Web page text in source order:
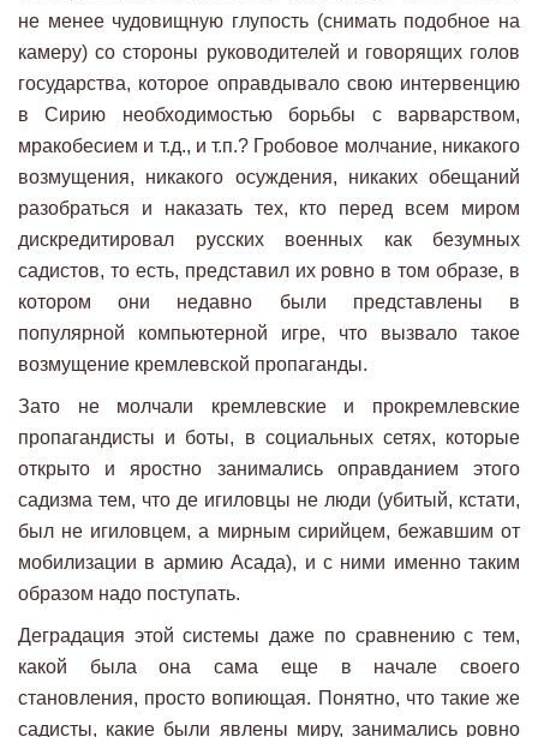
не менее чудовищную глупость (снимать подобное на
камеру) со стороны руководителей и говорящих голов
государства, которое оправдывало свою интервенцию
в Сирию необходимостью борьбы с варварством,
мракобесием и т.д., и т.п.? Гробовое молчание, никакого
возмущения, никакого осуждения, никаких обещаний
разобраться и наказать тех, кто перед всем миром
дискредитировал русских военных как безумных
садистов, то есть, представил их ровно в том образе, в
котором они недавно были представлены в
популярной компьютерной игре, что вызвало такое
возмущение кремлевской пропаганды.
Зато не молчали кремлевские и прокремлевские
пропагандисты и боты, в социальных сетях, которые
открыто и яростно занимались оправданием этого
садизма тем, что де игиловцы не люди (убитый, кстати,
был не игиловцем, а мирным сирийцем, бежавшим от
мобилизации в армию Асада), и с ними именно таким
образом надо поступать.
Деградация этой системы даже по сравнению с тем,
какой была она сама еще в начале своего
становления, просто вопиющая. Понятно, что такие же
садисты, какие были явлены миру, занимались ровно